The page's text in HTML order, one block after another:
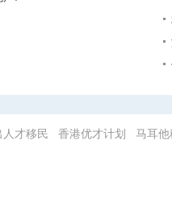
才移民 香港优才计划 马耳